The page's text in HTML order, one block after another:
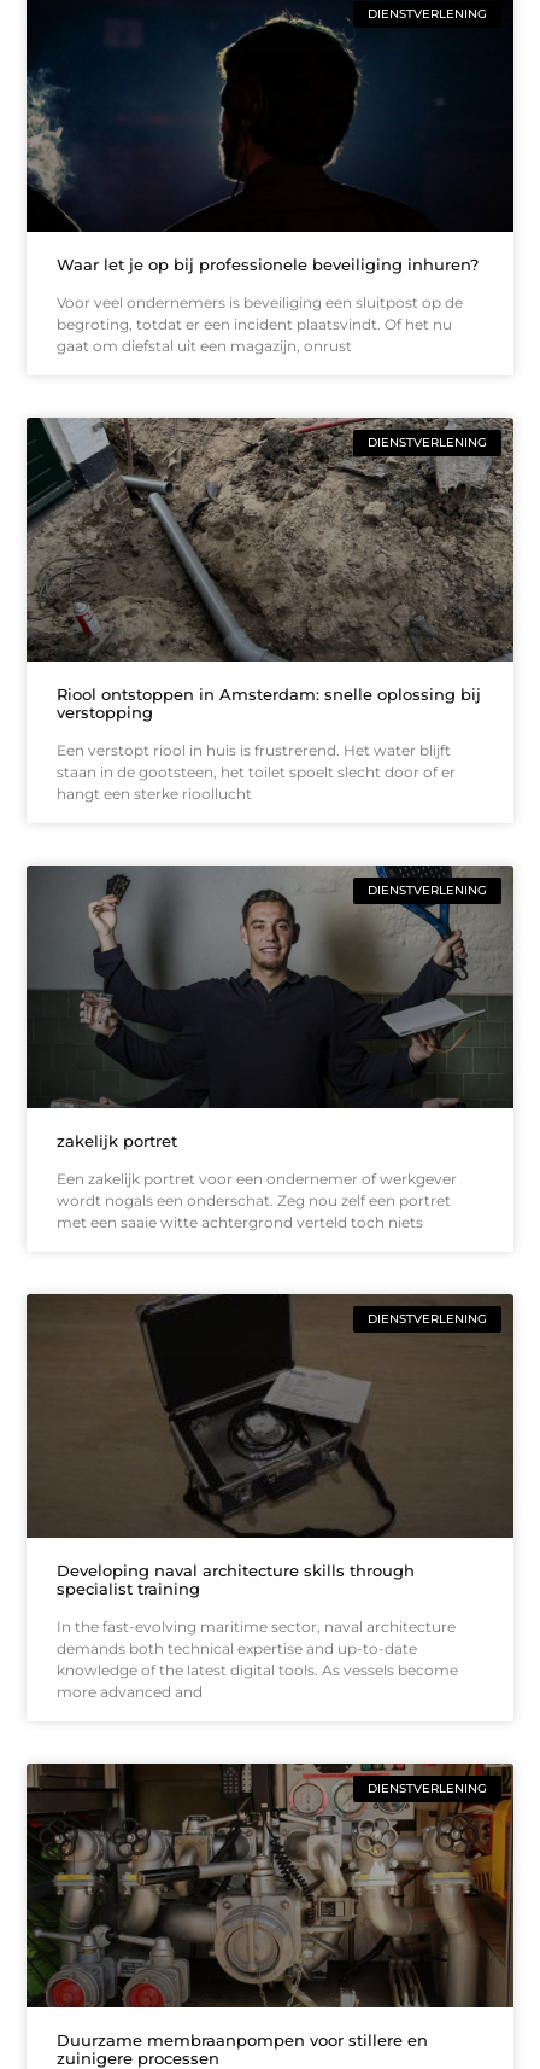
DIENSTVERLENING
Waar let je op bij professionele beveiliging inhuren?
Voor veel ondernemers is beveiliging een sluitpost op de
begroting, totdat er een incident plaatsvindt. Of het nu
gaat om diefstal uit een magazijn, onrust
DIENSTVERLENING
Riool ontstoppen in Amsterdam: snelle oplossing bij
verstopping
Een verstopt riool in huis is frustrerend. Het water blijft
staan in de gootsteen, het toilet spoelt slecht door of er
hangt een sterke rioollucht
DIENSTVERLENING
zakelijk portret
Een zakelijk portret voor een ondernemer of werkgever
wordt nogals een onderschat. Zeg nou zelf een portret
met een saaie witte achtergrond verteld toch niets
DIENSTVERLENING
Developing naval architecture skills through
specialist training
In the fast-evolving maritime sector, naval architecture
demands both technical expertise and up-to-date
knowledge of the latest digital tools. As vessels become
more advanced and
DIENSTVERLENING
Duurzame membraanpompen voor stillere en
zuinigere processen